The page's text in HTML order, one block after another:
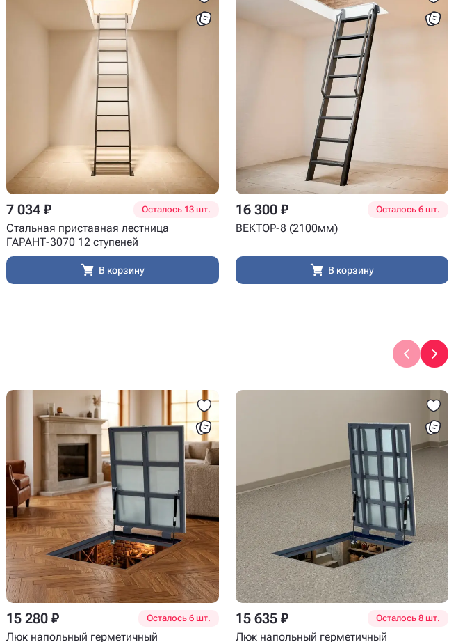
7 034 ₽ Осталось 13 шт.
Стальная приставная лестница
ГАРАНТ-3070 12 ступеней
В корзину
16 300 ₽ Осталось 6 шт.
ВЕКТОР-8 (2100мм)
В корзину
15 280 ₽ Осталось 6 шт.
Люк напольный герметичный
15 635 ₽ Осталось 8 шт.
Люк напольный герметичный